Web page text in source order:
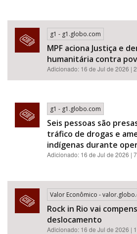
g1 - g1.globo.com
MPF aciona Justiça e
humanitária contra
Adicionado: 16 de Jul de 2026 |
g1 - g1.globo.com
Seis pessoas são
tráfico de drogas e
indígenas durante
Adicionado: 16 de Jul de 2026 |
Valor Econômico -
Rock in Rio vai
deslocamento
Adicionado: 16 de Jul de 2026 |